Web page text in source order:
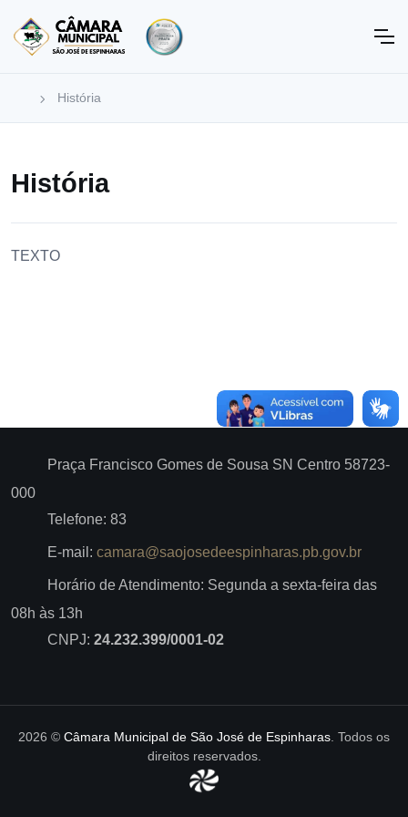
História
História
TEXTO
Praça Francisco Gomes de Sousa SN Centro 58723-
000
Telefone: 83
E-mail: camara@saojosedeespinharas.pb.gov.br
Horário de Atendimento: Segunda a sexta-feira das
08h às 13h
CNPJ: 24.232.399/0001-02
2026 © Câmara Municipal de São José de Espinharas . Todos os
direitos reservados.